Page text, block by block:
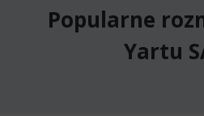
Popularne
Yartu